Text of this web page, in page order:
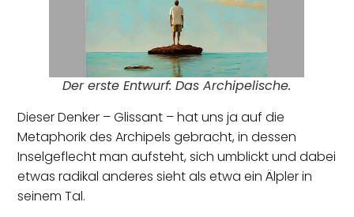
Der erste Entwurf: Das Archipelische.
Dieser Denker – Glissant – hat uns ja auf die
Metaphorik des Archipels gebracht, in dessen
Inselgeflecht man aufsteht, sich umblickt und dabei
etwas radikal anderes sieht als etwa ein Älpler in
seinem Tal.